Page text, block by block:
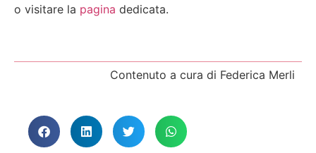
o visitare la pagina dedicata.
Contenuto a cura di Federica Merli